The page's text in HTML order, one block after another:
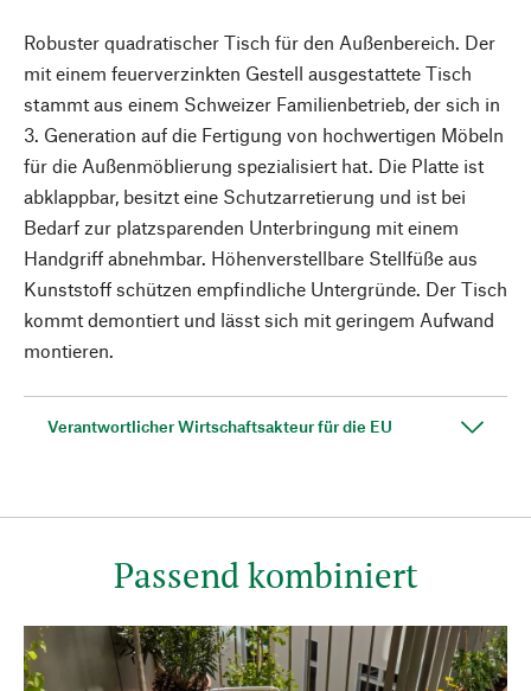
Robuster quadratischer Tisch für den Außenbereich. Der
mit einem feuerverzinkten Gestell ausgestattete Tisch
stammt aus einem Schweizer Familienbetrieb, der sich in
3. Generation auf die Fertigung von hochwertigen Möbeln
für die Außenmöblierung spezialisiert hat. Die Platte ist
abklappbar, besitzt eine Schutzarretierung und ist bei
Bedarf zur platzsparenden Unterbringung mit einem
Handgriff abnehmbar. Höhenverstellbare Stellfüße aus
Kunststoff schützen empfindliche Untergründe. Der Tisch
kommt demontiert und lässt sich mit geringem Aufwand
montieren.
Verantwortlicher Wirtschaftsakteur für die EU
Passend kombiniert